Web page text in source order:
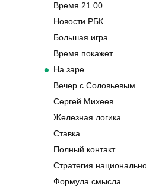
Время 21 00
Новости РБК
Большая игра
Время покажет
На заре
Вечер с Соловьевым
Сергей Михеев
Железная логика
Ставка
Полный контакт
Стратегия
Формула смысла